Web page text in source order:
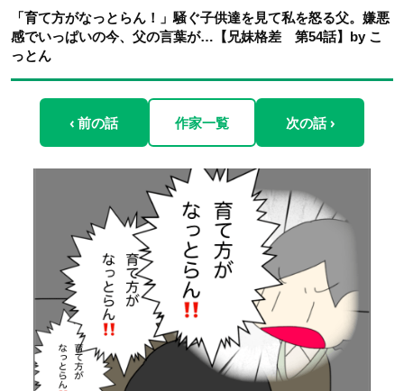
「育て方がなっとらん！」騒ぐ子供達を見て私を怒る父。嫌悪
感でいっぱいの今、父の言葉が…【兄妹格差 第54話】by こ
っとん
‹ 前の話 作家一覧 次の話 ›